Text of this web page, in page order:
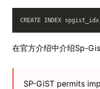
在官方介绍中介绍Sp-
SP-GiST permits